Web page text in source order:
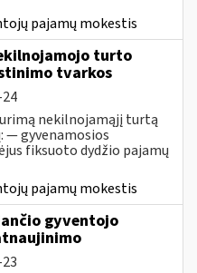
pajamų mokestis
turto
tvarkos
nekilnojamąjį turtą
— gyvenamosios
fiksuoto dydžio pajamų
pajamų mokestis
gyventojo